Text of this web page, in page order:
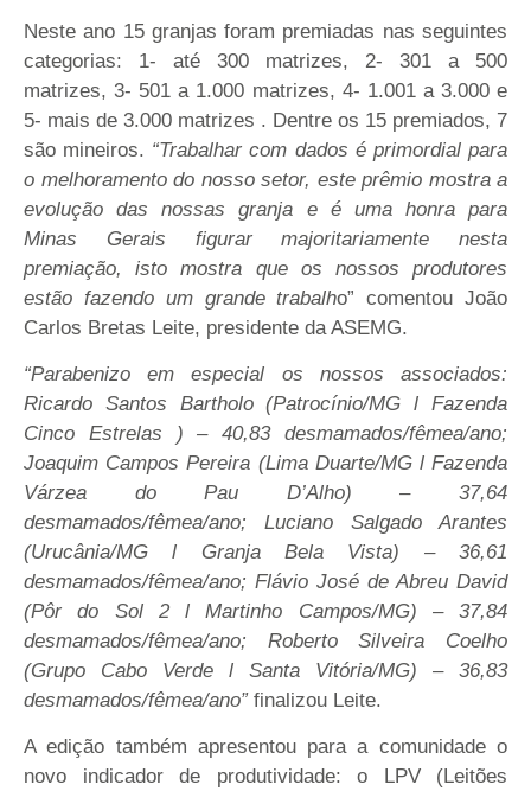
Neste ano 15 granjas foram premiadas nas seguintes
categorias: 1- até 300 matrizes, 2- 301 a 500
matrizes, 3- 501 a 1.000 matrizes, 4- 1.001 a 3.000 e
5- mais de 3.000 matrizes . Dentre os 15 premiados, 7
são mineiros. “Trabalhar com dados é primordial para
o melhoramento do nosso setor, este prêmio mostra a
evolução das nossas granja e é uma honra para
Minas Gerais figurar majoritariamente nesta
premiação, isto mostra que os nossos produtores
estão fazendo um grande trabalho” comentou João
Carlos Bretas Leite, presidente da ASEMG.
“Parabenizo em especial os nossos associados:
Ricardo Santos Bartholo (Patrocínio/MG l Fazenda
Cinco Estrelas ) – 40,83 desmamados/fêmea/ano;
Joaquim Campos Pereira (Lima Duarte/MG l Fazenda
Várzea do Pau D’Alho) – 37,64
desmamados/fêmea/ano; Luciano Salgado Arantes
(Urucânia/MG l Granja Bela Vista) – 36,61
desmamados/fêmea/ano; Flávio José de Abreu David
(Pôr do Sol 2 l Martinho Campos/MG) – 37,84
desmamados/fêmea/ano; Roberto Silveira Coelho
(Grupo Cabo Verde l Santa Vitória/MG) – 36,83
desmamados/fêmea/ano”finalizou Leite.
A edição também apresentou para a comunidade o
novo indicador de produtividade: o LPV (Leitões